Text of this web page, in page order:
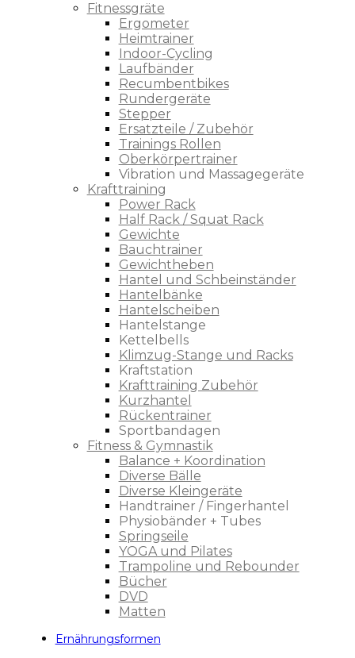
Fitnessgräte
Ergometer
Heimtrainer
Indoor-Cycling
Laufbänder
Recumbentbikes
Rundergeräte
Stepper
Ersatzteile / Zubehör
Trainings Rollen
Oberkörpertrainer
Vibration und Massagegeräte
Krafttraining
Power Rack
Half Rack / Squat Rack
Gewichte
Bauchtrainer
Gewichtheben
Hantel und Schbeinständer
Hantelbänke
Hantelscheiben
Hantelstange
Kettelbells
Klimzug-Stange und Racks
Kraftstation
Krafttraining Zubehör
Kurzhantel
Rückentrainer
Sportbandagen
Fitness & Gymnastik
Balance + Koordination
Diverse Bälle
Diverse Kleingeräte
Handtrainer / Fingerhantel
Physiobänder + Tubes
Springseile
YOGA und Pilates
Trampoline und Rebounder
Bücher
DVD
Matten
Ernährungsformen